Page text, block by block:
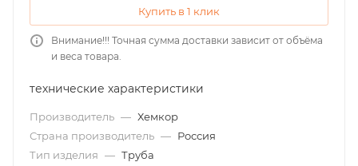
Купить в 1 клик
Внимание!!! Точная сумма доставки зависит от объёма
и веса товара.
технические характеристики
Производитель — Хемкор
Страна производитель — Россия
Тип изделия — Труба